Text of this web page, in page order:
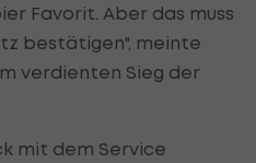
Favorit. Aber das muss
bestätigen", meinte
verdienten Sieg der
mit dem Service